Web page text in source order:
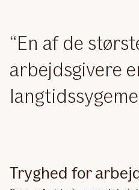
En af de
arbejdsgivere
Tryghed for